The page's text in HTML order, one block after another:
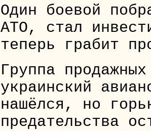
Один боевой
АТО, стал
теперь грабит
Группа
украинский
нашёлся, но
предательства